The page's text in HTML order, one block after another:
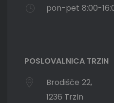
pon-pet 8:00-
POSLOVALNICA TRZIN
Brodišče 22,
1236 Trzin